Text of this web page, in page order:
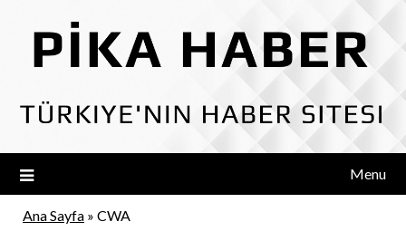
content
Menu
Ana Sayfa » CWA